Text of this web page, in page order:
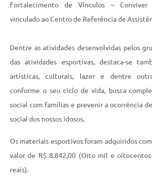
Fortalecimento de Vínculos –
vinculado ao Centro de Referência de
Dentre as atividades desenvolvidas pelos
das atividades esportivas, destaca-se
artísticas, culturais, lazer e dentre
conforme o seu ciclo de vida, busca
social com famílias e prevenir a ocorrência
social dos nossos idosos.
Os materiais esportivos foram adquiridos
valor de R$ 8.842,00 (Oito mil e
reais).